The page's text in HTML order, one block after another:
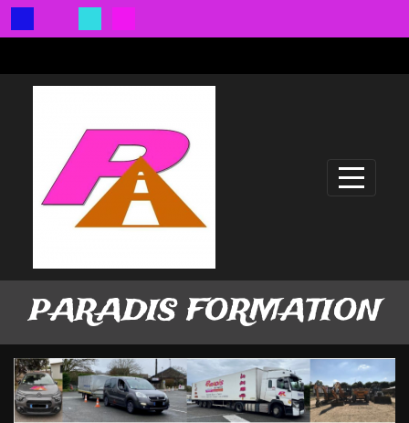
Panneau de gestion des cookies
PARADIS FORMATION